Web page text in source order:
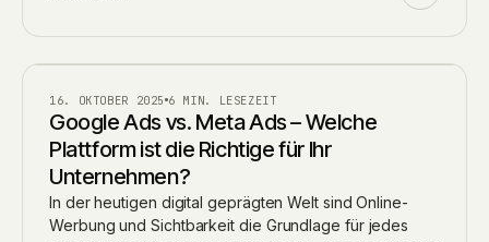
BLOG
16. OKTOBER 2025 6 MIN. LESEZEIT
Google Ads vs. Meta Ads – Welche
Plattform ist die Richtige für Ihr
Unternehmen?
In der heutigen digital geprägten Welt sind Online-
Werbung und Sichtbarkeit die Grundlage für jedes